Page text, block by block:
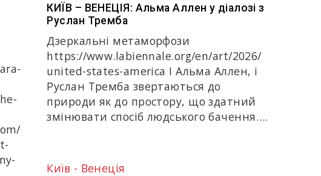
КИЇВ – ВЕНЕЦІЯ: Альма Аллен у діалозі з
Руслан Тремба
Дзеркальні метаморфози
https://www.labiennale.org/en/art/2026/
united-states-america І Альма Аллен, і
Руслан Тремба звертаються до
природи як до простору, що здатний
змінювати спосіб людського бачення….
Київ - Венеція